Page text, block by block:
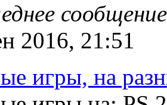
сообщение
2016, 21:51
игры, на